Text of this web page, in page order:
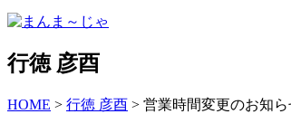
行徳 彦酉
HOME > 行徳 彦酉 > 営業時間変更のお知